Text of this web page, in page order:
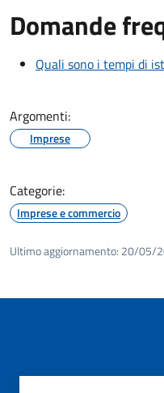
Domande
Quali sono i tempi di
Argomenti:
Imprese
Categorie:
Imprese e commercio
Ultimo aggiornamento: 20/05/